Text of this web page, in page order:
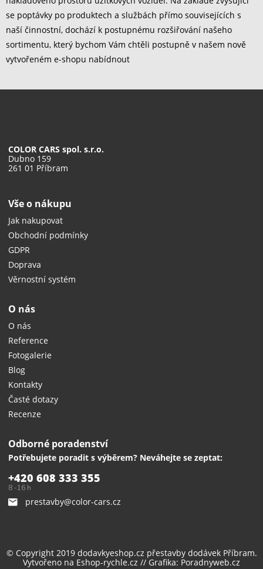
se poptávky po produktech a službách přímo souvisejících s
naší činnostní, dochází k postupnému rozšiřování našeho
sortimentu, který bychom Vám chtěli postupně v našem nově
vytvořeném e-shopu nabídnout
COLOR CARS spol. s.r.o.
Dubno 159
261 01 Příbram
Vše o nákupu
Jak nakupovat
Obchodní podmínky
GDPR
Doprava
Věrnostní systém
O nás
O nás
Reference
Fotogalerie
Blog
Kontakty
Časté dotazy
Recenze
Odborné poradenství
Potřebujete poradit s výběrem? Neváhejte se zeptat:
+420 608 333 355
8 -16 h
prestavby@color-cars.cz
© Copyright 2019 dodavkyeshop.cz přestavby dodávekPříbram.
Vytvořeno na Eshop-rychle.cz // Grafika: Poradnyweb.cz